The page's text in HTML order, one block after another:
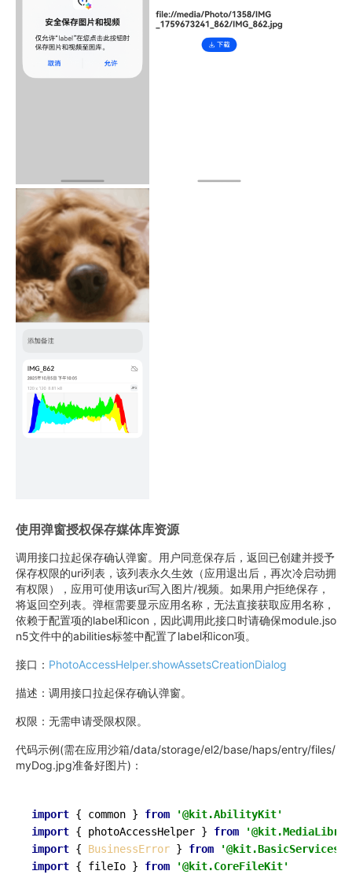
使用弹窗授权保存媒体库资源
调用接口拉起保存确认弹窗。用户同意保存后，返回已创建并授予
保存权限的uri列表，该列表永久生效（应用退出后，再次冷启动拥
有权限），应用可使用该uri写入图片/视频。如果用户拒绝保存，
将返回空列表。弹框需要显示应用名称，无法直接获取应用名称，
依赖于配置项的label和icon，因此调用此接口时请确保module.jso
n5文件中的abilities标签中配置了label和icon项。
接口： PhotoAccessHelper.showAssetsCreationDialog
描述：调用接口拉起保存确认弹窗。
权限：无需申请受限权限。
代码示例(需在应用沙箱/data/storage/el2/base/haps/entry/files/
myDog.jpg准备好图片)：
import { common } from
'@kit.AbilityKit'
import { photoAccessHelper } from
import { BusinessError } from
import { fileIo } from '@kit.CoreFileKit'